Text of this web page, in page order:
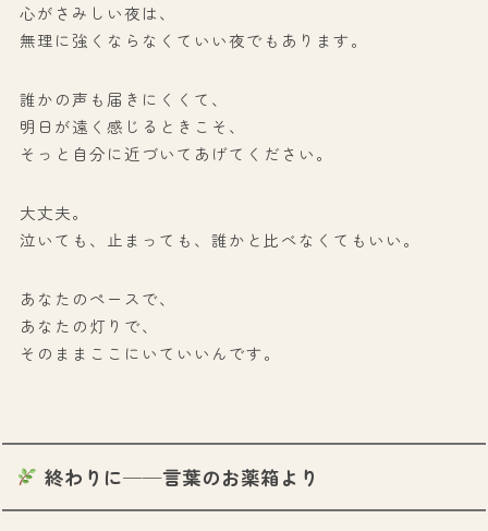
心がさみしい夜は、
無理に強くならなくていい夜でもあります。
誰かの声も届きにくくて、
明日が遠く感じるときこそ、
そっと自分に近づいてあげてください。
大丈夫。
泣いても、止まっても、誰かと比べなくてもいい。
あなたのペースで、
あなたの灯りで、
そのままここにいていいんです。
終わりに──言葉のお薬箱より